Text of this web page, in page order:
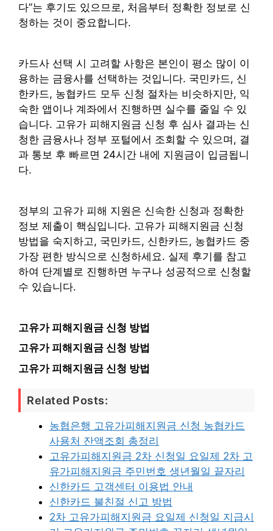
다”는 후기도 있으므로, 처음부터 정확한 정보로 신
청하는 것이 중요합니다.
카드사 선택 시 고려할 사항은 본인이 평소 많이 이
용하는 금융사를 선택하는 것입니다. 국민카드, 신
한카드, 농협카드 모두 신청 절차는 비슷하지만, 익
숙한 앱이나 계좌에서 진행하면 실수를 줄일 수 있
습니다. 고유가 피해지원금 신청 후 심사 결과는 신
청한 금융사나 정부 포털에서 조회할 수 있으며, 결
과 통보 후 빠르면 24시간 내에 지원금이 입금됩니
다.
정부의 고유가 피해 지원은 신속한 신청과 정확한
정보 제출이 핵심입니다. 고유가 피해지원금 신청
방법을 숙지하고, 국민카드, 신한카드, 농협카드 중
가장 편한 방식으로 신청하세요. 실제 후기를 참고
하여 단계별로 진행하면 누구나 성공적으로 신청할
수 있습니다.
고유가 피해지원금 신청 방법
고유가 피해지원금 신청 방법
고유가 피해지원금 신청 방법
Related Posts:
농협은행 고유가피해지원금 신청 농협카드
사용처 잔액조회 총정리
고유가피해지원금 2차 신청일 요일제 2차 고
유가피해지원금 주민번호 생년월일 끝자리
신한카드 고객센터 이용법 안내
신한카드 불친절 신고 방법
2차 고유가피해지원금 요일제 신청일 지급시